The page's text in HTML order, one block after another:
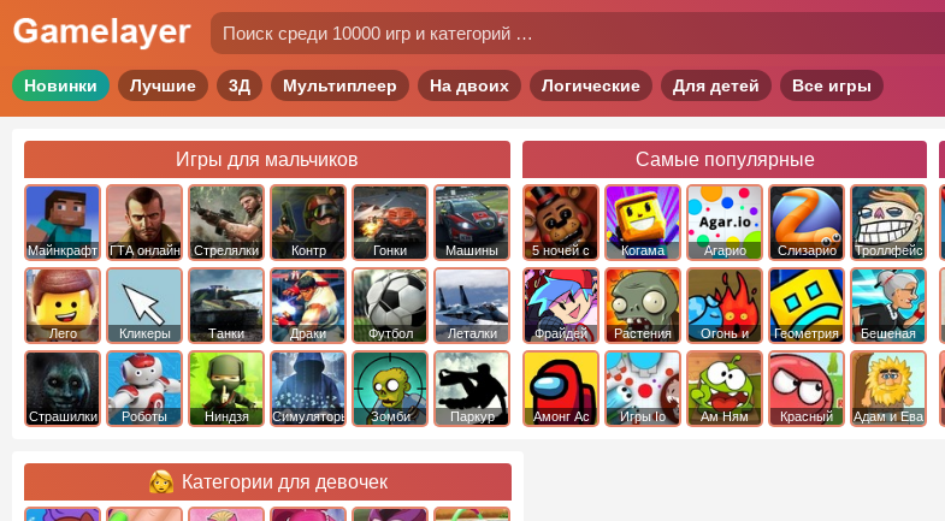
Новинки Лучшие 3Д Мультиплеер На двоих Логические Для детей Все игры
Игры для мальчиков
Майнкрафт ГТА онлайн Стрелялки
Контр
Страйк
Гонки Машины
Лего Кликеры Танки Драки Футбол Леталки
Страшилки Роботы Ниндзя Симуляторы Зомби Паркур
Самые популярные
5 ночей с
фредди
Когама Агарио Слизарио
Троллфейс
квест
Фрайдей
Найт
Фанкин
Растения
против
Зомби
Огонь и
Вода
Геометрия
Даш
Бешеная
бабка
сбежала из
психушки
Амонг Ас Игры Io Ам Ням
Красный
Адам и Ева
Категории для девочек